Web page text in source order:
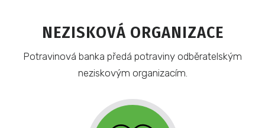
NEZISKOVÁ ORGANIZACE
Potravinová banka předá potraviny odběratelským
neziskovým organizacím.